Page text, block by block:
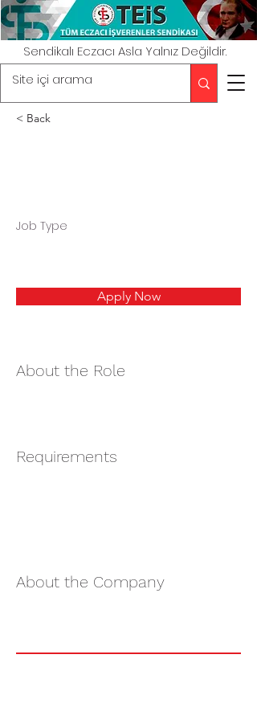
Sendikalı Eczacı Asla Yalnız Değildir.
< Back
Job Type
Apply Now
About the Role
Requirements
About the Company